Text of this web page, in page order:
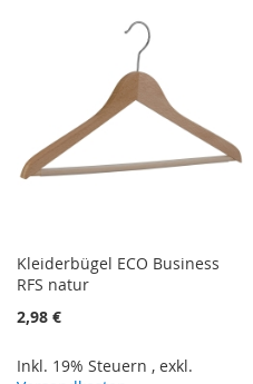
Kleiderbügel ECO Business
RFS natur
2,98 €
Inkl. 19% Steuern , exkl.